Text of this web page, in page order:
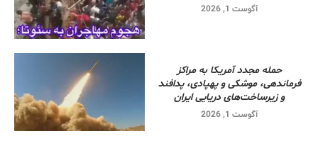
آگوست 1, 2026
حمله مجدد آمریکا به مراکز
فرماندهی، موشکی و پهپادی، پدافند
و زیرساخت‌های دریایی ایران
آگوست 1, 2026